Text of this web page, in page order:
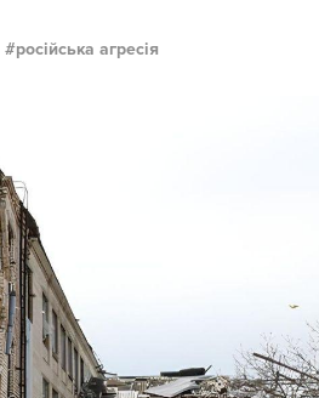
російська агресія